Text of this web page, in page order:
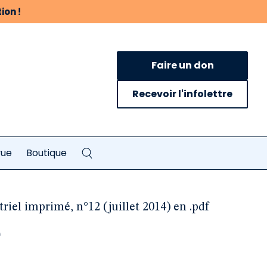
!
Faire un don
Recevoir l'infolettre
Boutique
imprimé, n°12 (juillet 2014) en .pdf